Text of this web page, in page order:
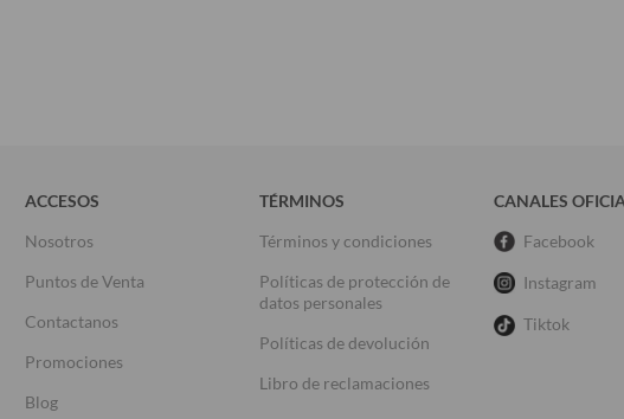
ACCESOS
Nosotros
Puntos de Venta
Contactanos
Promociones
Blog
TÉRMINOS
Términos y condiciones
Políticas de protección de
datos personales
Políticas de devolución
Libro de reclamaciones
CANALES
Facebook
Instagram
Tiktok